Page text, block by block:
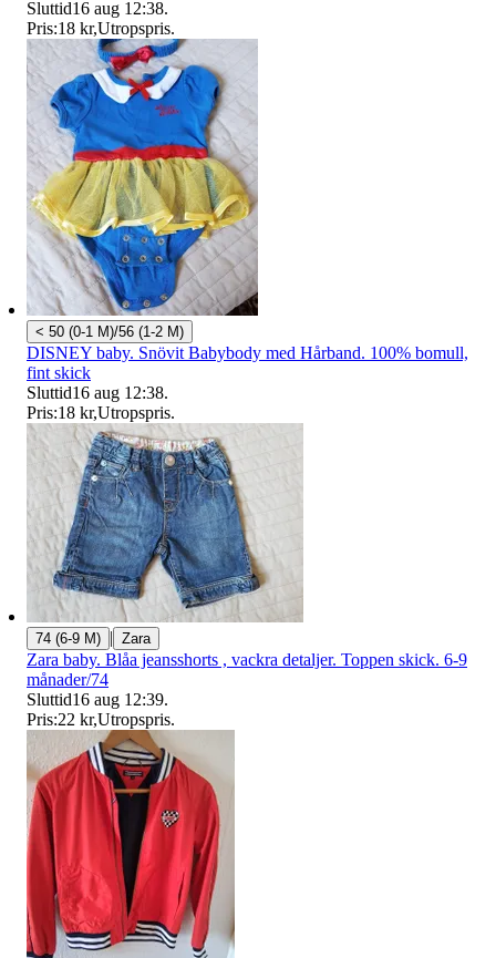
Sluttid16 aug 12:38.
Pris:18 kr,Utropspris.
< 50 (0-1 M)/56 (1-2 M)
DISNEY baby. Snövit Babybody med Hårband. 100% bomull,
fint skick
Sluttid16 aug 12:38.
Pris:18 kr,Utropspris.
74 (6-9 M) | Zara
Zara baby. Blåa jeansshorts , vackra detaljer. Toppen skick. 6-9
månader/74
Sluttid16 aug 12:39.
Pris:22 kr,Utropspris.